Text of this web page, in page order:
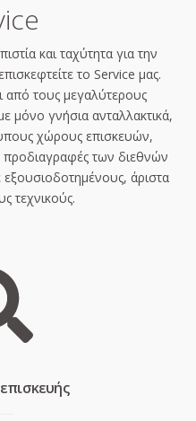
και ταχύτητα για την
το Service μας.
από τους μεγαλύτερους
μόνο γνήσια ανταλλακτικά,
χώρους επισκευών,
των διεθνών
άριστα
τεχνικούς.